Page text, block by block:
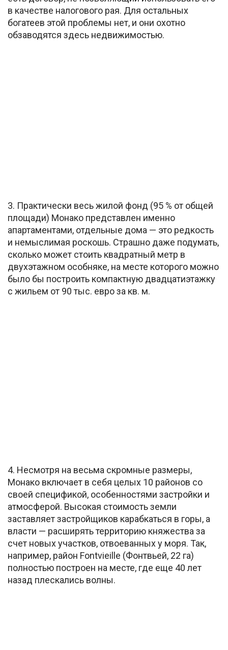
в качестве налогового рая. Для остальных
богатеев этой проблемы нет, и они охотно
обзаводятся здесь недвижимостью.
3. Практически весь жилой фонд (95 % от общей
площади) Монако представлен именно
апартаментами, отдельные дома — это редкость
и немыслимая роскошь. Страшно даже подумать,
сколько может стоить квадратный метр в
двухэтажном особняке, на месте которого можно
было бы построить компактную двадцатиэтажку
с жильем от 90 тыс. евро за кв. м.
4. Несмотря на весьма скромные размеры,
Монако включает в себя целых 10 районов со
своей спецификой, особенностями застройки и
атмосферой. Высокая стоимость земли
заставляет застройщиков карабкаться в горы, а
власти — расширять территорию княжества за
счет новых участков, отвоеванных у моря. Так,
например, район Fontvieille (Фонтвьей, 22 га)
полностью построен на месте, где еще 40 лет
назад плескались волны.